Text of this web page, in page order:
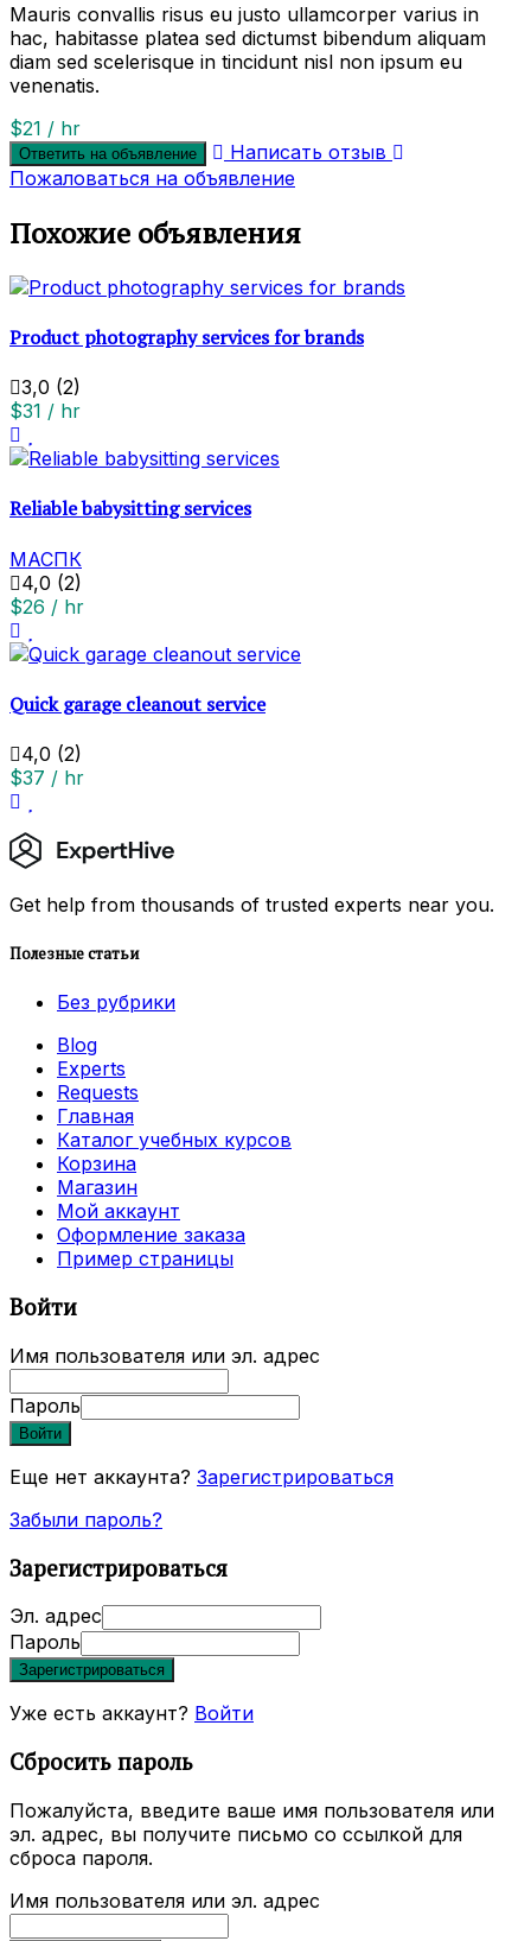
Mauris convallis risus eu justo ullamcorper varius in
hac, habitasse platea sed dictumst bibendum aliquam
diam sed scelerisque in tincidunt nisl non ipsum eu
venenatis.
$21 / hr
Ответить на объявление
Написать отзыв
Пожаловаться на объявление
Похожие объявления
Product photography services for brands
3,0 (2)
$31 / hr
Reliable babysitting services
МАСПК
4,0 (2)
$26 / hr
Quick garage cleanout service
4,0 (2)
$37 / hr
Get help from thousands of trusted experts near you.
Полезные статьи
Без рубрики
Blog
Experts
Requests
Главная
Каталог учебных курсов
Корзина
Магазин
Мой аккаунт
Оформление заказа
Пример страницы
Войти
Имя пользователя или эл. адрес
Пароль
Войти
Еще нет аккаунта? Зарегистрироваться
Забыли пароль?
Зарегистрироваться
Эл. адрес
Пароль
Зарегистрироваться
Уже есть аккаунт? Войти
Сбросить пароль
Пожалуйста, введите ваше имя пользователя или
эл. адрес, вы получите письмо со ссылкой для
сброса пароля.
Имя пользователя или эл. адрес